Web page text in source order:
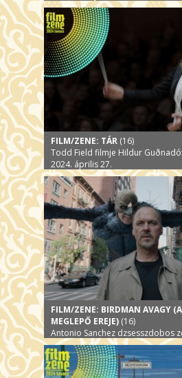
FILM/ZENE: TÁR (16)
Todd Field filmje Hildur
2024. április 27.
FILM/ZENE: BIRDMAN AVAGY
MEGLEPŐ EREJE) (16)
Antonio Sanchez dzsesszdobos
án